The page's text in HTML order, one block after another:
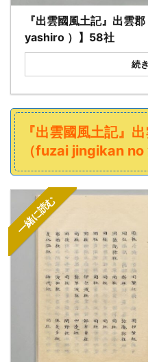
『出雲國風土記』出雲
yashiro ）】58社
続
『出雲國風土記』
（fuzai jingikan
一緒に読む